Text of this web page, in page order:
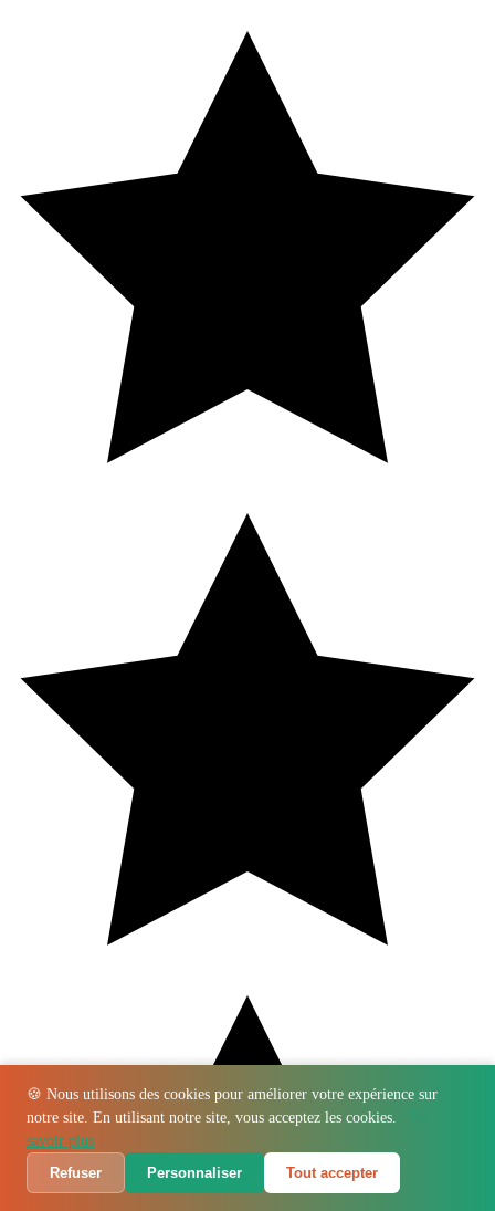
🍪 Nous utilisons des cookies pour améliorer votre expérience sur
notre site. En utilisant notre site, vous acceptez les cookies.
En
savoir plus
Refuser
Personnaliser Tout accepter